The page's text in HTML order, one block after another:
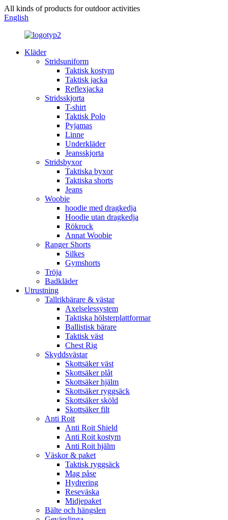
All kinds of products for outdoor activities
English
Kläder
Stridsuniform
Taktisk kostym
Taktisk jacka
Reflexjacka
Stridsskjorta
T-shirt
Taktisk Polo
Pyjamas
Linne
Underkläder
Jeansskjorta
Stridsbyxor
Taktiska byxor
Taktiska shorts
Jeans
Woobie
hoodie med dragkedja
Hoodie utan dragkedja
Rökrock
Annat Woobie
Ranger Shorts
Silkes
Gymshorts
Tröja
Badkläder
Utrustning
Tallrikbärare & västar
Axelselessystem
Taktiska hölsterplattformar
Ballistisk bärare
Taktisk väst
Chest Rig
Skyddsvästar
Skottsäker väst
Skottsäker plåt
Skottsäker hjälm
Skottsäker ryggsäck
Skottsäker sköld
Skottsäker filt
Anti Roit
Anti Roit Shield
Anti Roit kostym
Anti Roit hjälm
Väskor & paket
Taktisk ryggsäck
Mag påse
Hydrering
Reseväska
Midjepaket
Bälte och hängslen